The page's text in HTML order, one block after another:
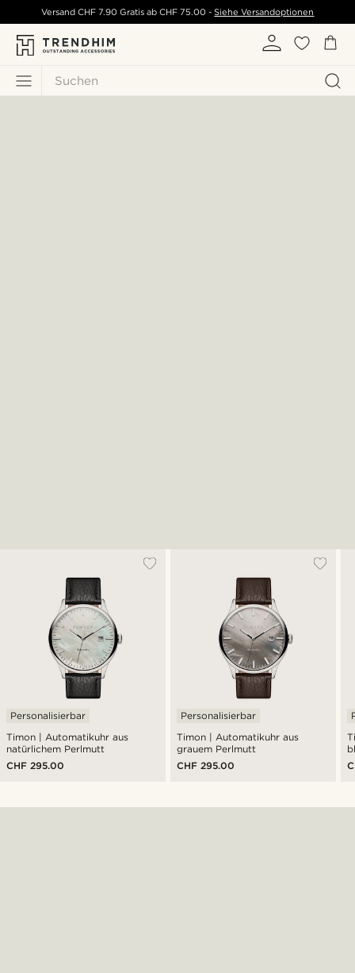
Suchen
Versand CHF 7.90 Gratis ab CHF 75.00 - Siehe Versandoptionen
Timon | Automatikuhr aus
natürlichem Perlmutt
Personalisierbar
CHF 295.00
Timon | Automatikuhr aus
grauem Perlmutt
Personalisierbar
CHF 295.00